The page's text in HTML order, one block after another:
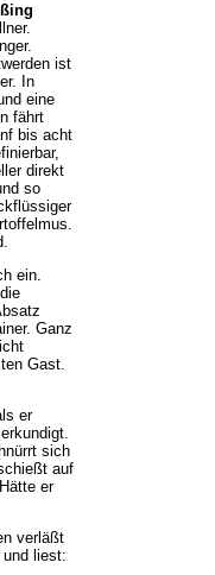
ist
In
eine
fährt
bis acht
direkt
so
ein.
Ganz
Gast.
er
sich
auf
er
verläßt
liest: